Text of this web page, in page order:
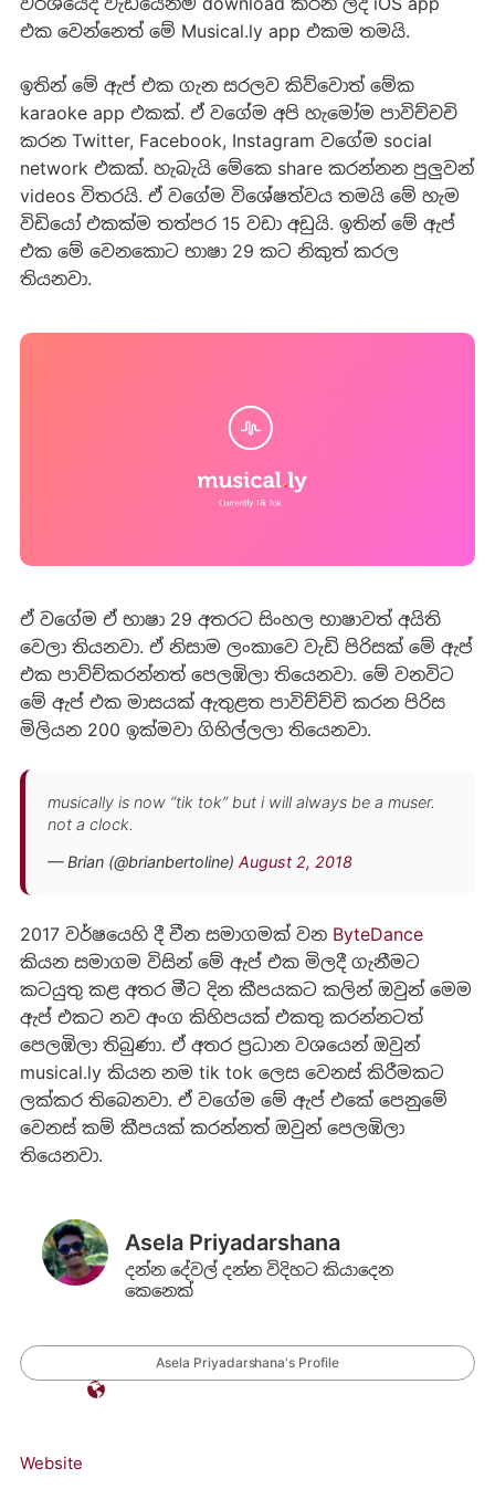
එක වෙන්නෙත් මේ Musical.ly app එකම තමයි.
ඉතින් මේ ඇප් එක ගැන සරලව කිව්වොත් මේක
karaoke app එකක්. ඒ වගේම අපි හැමෝම පාවිච්චචි
කරන Twitter, Facebook, Instagram වගේම social
network එකක්. හැබැයි මේකෙ share කරන්නන පුලුවන්
videos විතරයි. ඒ වගේම විශේෂත්වය තමයි මේ හැම
විඩියෝ එකක්ම තත්පර 15 වඩා අඩුයි. ඉතින් මේ ඇප්
එක මේ වෙනකොට භාෂා 29 කට නිකුත් කරල
තියනවා.
ඒ වගේම ඒ භාෂා 29 අතරට සිංහල භාෂාවත් අයිති
වෙලා තියනවා. ඒ නිසාම ලංකාවෙ වැඩි පිරිසක් මේ ඇප්
එක පාව්ච්කරන්නත් පෙලඹිලා තියෙනවා. මේ වනවිට
මේ ඇප් එක මාසයක් ඇතුළත පාවිච්ච්චි කරන පිරිස
මිලියන 200 ඉක්මවා ගිහිල්ලලා තියෙනවා.
musically is now “tik tok” but i will always be a muser.
not a clock.
— Brian (@brianbertoline) August 2, 2018
2017 වර්ෂයෙහි දී චීන සමාගමක් වන ByteDance
කියන සමාගම විසින් මේ ඇප් එක මිලදී ගැනීමට
කටයුතු කළ අතර මීට දින කීපයකට කලින් ඔවුන් මෙම
ඇප් එකට නව අංග කිහිපයක් එකතු කරන්නටත්
පෙලඹිලා තිබුණා. ඒ අතර ප්‍රධාන වශයෙන් ඔවුන්
musical.ly කියන නම tik tok ලෙස වෙනස් කිරීමකට
ලක්කර තිබෙනවා. ඒ වගේම මේ ඇප් එකේ පෙනුමේ
වෙනස් කම් කීපයක් කරන්නත් ඔවුන් පෙලඹිලා
තියෙනවා.
Asela Priyadarshana
දන්න දේවල් දන්න විදිහට කියාදෙන
කෙනෙක්
Asela Priyadarshana's Profile
Website